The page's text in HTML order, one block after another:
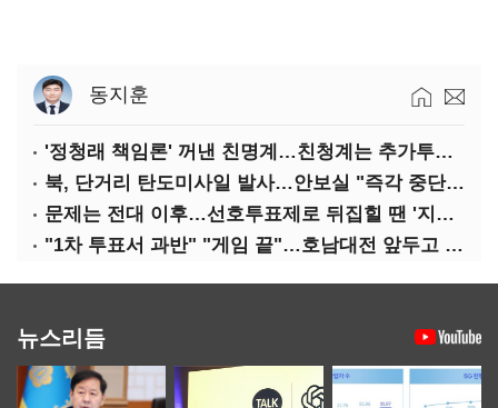
동지훈
'정청래 책임론' 꺼낸 친명계…친청계는 추가투표 때리기
북, 단거리 탄도미사일 발사…안보실 "즉각 중단 촉구"
문제는 전대 이후…선호투표제로 뒤집힐 땐 '지지층 불복'
"1차 투표서 과반" "게임 끝"…호남대전 앞두고 '충돌'
뉴스리듬